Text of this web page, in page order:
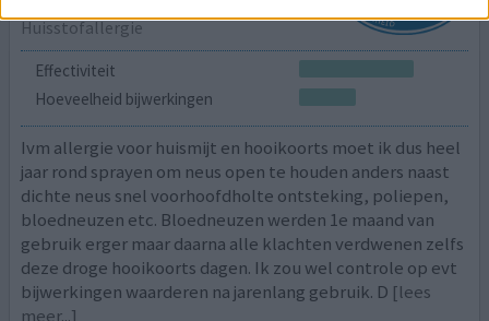
Huisstofallergie
Effectiviteit
Hoeveelheid bijwerkingen
Ivm allergie voor huismijt en hooikoorts moet ik dus heel
jaar rond sprayen om neus open te houden anders naast
dichte neus snel voorhoofdholte ontsteking, poliepen,
bloedneuzen etc. Bloedneuzen werden 1e maand van
gebruik erger maar daarna alle klachten verdwenen zelfs
deze droge hooikoorts dagen. Ik zou wel controle op evt
bijwerkingen waarderen na jarenlang gebruik. D [lees
meer...]